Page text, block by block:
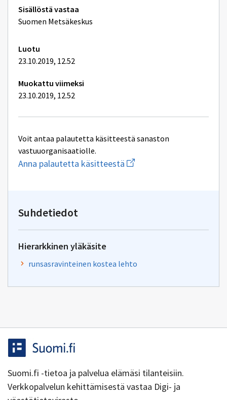
Tekniset
lisätiedot
Sisällöstä vastaa
Suomen Metsäkeskus
Luotu
23.10.2019, 12.52
Muokattu viimeksi
23.10.2019, 12.52
Voit antaa palautetta käsitteestä sanaston
vastuuorganisaatiolle.
Anna palautetta käsitteestä Aloita
uuden
Suhdetiedot
Hierarkkinen yläkäsite
runsasravinteinen kostea lehto
Suomi.fi -tietoa ja palvelua elämäsi tilanteisiin.
Verkkopalvelun kehittämisestä vastaa Digi- ja